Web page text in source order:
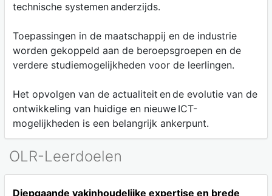
technische systemen anderzijds.
Toepassingen in de maatschappij en de industrie
worden gekoppeld aan de beroepsgroepen en de
verdere studiemogelijkheden voor de leerlingen.
Het opvolgen van de actualiteit en de evolutie van de
ontwikkeling van huidige en nieuwe ICT-
mogelijkheden is een belangrijk ankerpunt.
OLR-Leerdoelen
Diepgaande vakinhoudelijke expertise en brede